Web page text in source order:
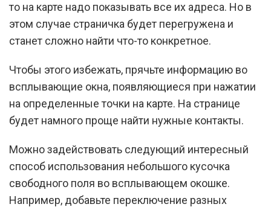
то на карте надо показывать все их адреса. Но в
этом случае страничка будет перегружена и
станет сложно найти что-то конкретное.
Чтобы этого избежать, прячьте информацию во
всплывающие окна, появляющиеся при нажатии
на определенные точки на карте. На странице
будет намного проще найти нужные контакты.
Можно задействовать следующий интересный
способ использования небольшого кусочка
свободного поля во всплывающем окошке.
Например, добавьте переключение разных